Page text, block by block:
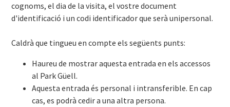
cognoms, el dia de la visita, el vostre document
d'identificació i un codi identificador que serà unipersonal.
Caldrà que tingueu en compte els següents punts:
Haureu de mostrar aquesta entrada en els accessos
al Park Güell.
Aquesta entrada és personal i intransferible. En cap
cas, es podrà cedir a una altra persona.